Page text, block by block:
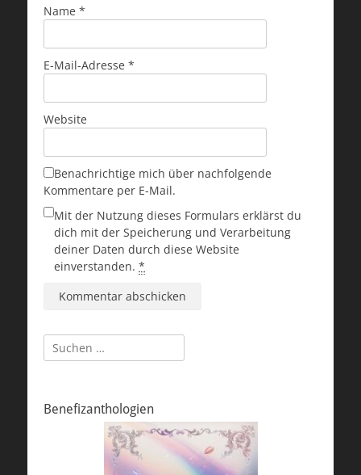
Name *
E-Mail-Adresse *
Website
Benachrichtige mich über nachfolgende
Kommentare per E-Mail.
Mit der Nutzung dieses Formulars erklärst du
dich mit der Speicherung und Verarbeitung
deiner Daten durch diese Website
einverstanden. *
Suchen
nach:
Benefizanthologien